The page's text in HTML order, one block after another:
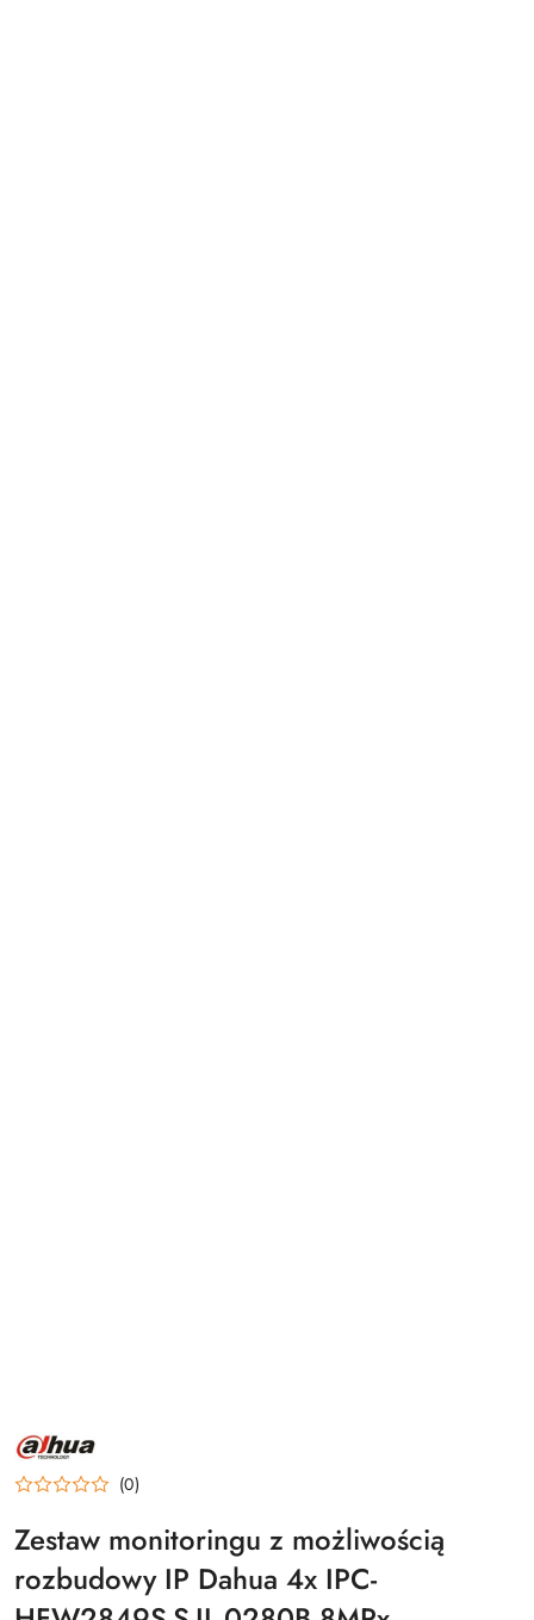
NAZWA
PRODUCENTA:
DAHUA
(0)
Zestaw monitoringu z możliwością
rozbudowy IP Dahua 4x IPC-